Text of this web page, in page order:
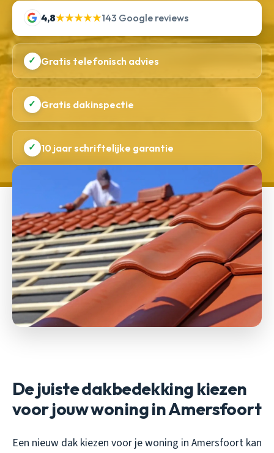
4,8★★★★★143 Google reviews
✓ Gratis telefonisch advies
✓ Gratis dakinspectie
✓ 10 jaar schriftelijke garantie
De juiste dakbedekking kiezen
voor jouw woning in Amersfoort
Een nieuw dak kiezen voor je woning in Amersfoort kan